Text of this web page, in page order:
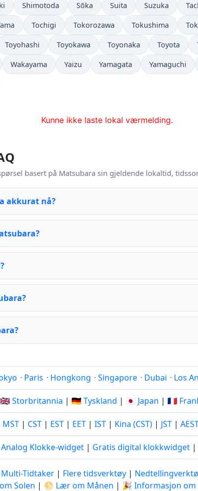
Shimotoda Sōka Suita Suzuka
Tochigi Tokorozawa Tokushima
Toyohashi Toyokawa Toyonaka Toyota
Wakayama Yaizu Yamagata Yamaguchi
Kunne ikke laste lokal værmelding.
basert på Matsubara sin gjeldende lokaltid,
akkurat nå?
· Paris · Hongkong · Singapore · Dubai · Los
🇬🇧 Storbritannia | 🇩🇪 Tyskland | 🇯🇵 Japan | 🇫🇷
MST | CST | EST | EET | IST | Kina (CST) | JST |
Klokke-widget | Gratis digital klokkwidget |
Multi-Tidtaker | Flere tidsverktøy |
Solen | 🌕 Lær om Månen | 🎉 Informasjon